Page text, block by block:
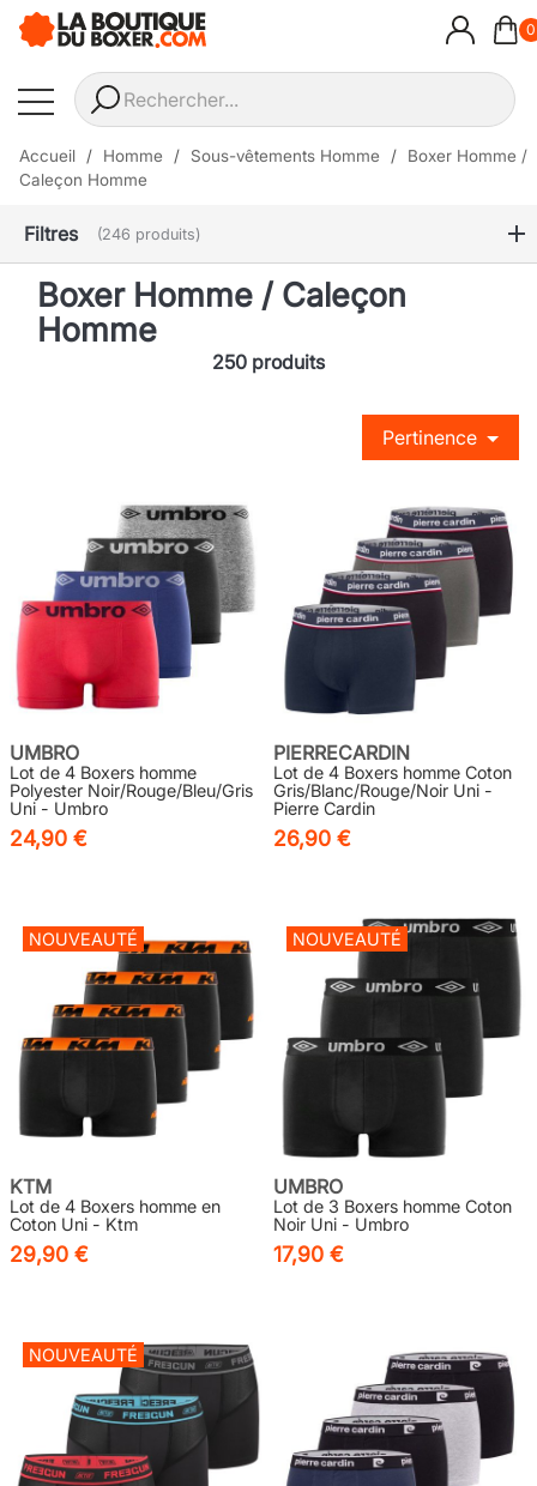
0
Accueil Homme Sous-vêtements Homme
Boxer Homme /
Caleçon Homme
Filtres (246 produits)
Boxer Homme / Caleçon
Homme
250 produits
Pertinence
UMBRO
Lot de 4 Boxers homme
Polyester Noir/Rouge/Bleu/Gris
Uni - Umbro
24,90 €
PIERRECARDIN
Lot de 4 Boxers homme Coton
Gris/Blanc/Rouge/Noir Uni -
Pierre Cardin
26,90 €
NOUVEAUTÉ
KTM
Lot de 4 Boxers homme en
Coton Uni - Ktm
29,90 €
NOUVEAUTÉ
UMBRO
Lot de 3 Boxers homme Coton
Noir Uni - Umbro
17,90 €
NOUVEAUTÉ